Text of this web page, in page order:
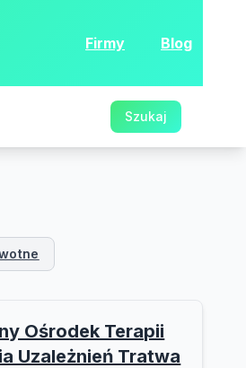
Firmy Blog
Szukaj
Ośrodek Terapii
Uzależnień Tratwa